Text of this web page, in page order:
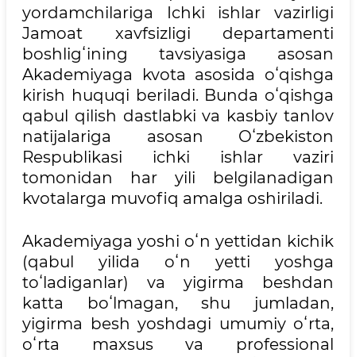
yordamchilariga Ichki ishlar vazirligi
Jamoat xavfsizligi departamenti
boshligʻining tavsiyasiga asosan
Akademiyaga kvota asosida oʻqishga
kirish huquqi beriladi. Bunda oʻqishga
qabul qilish dastlabki va kasbiy tanlov
natijalariga asosan Oʻzbekiston
Respublikasi ichki ishlar vaziri
tomonidan har yili belgilanadigan
kvotalarga muvofiq amalga oshiriladi.
Akademiyaga yoshi oʻn yettidan kichik
(qabul yilida oʻn yetti yoshga
toʻladiganlar) va yigirma beshdan
katta boʻlmagan, shu jumladan,
yigirma besh yoshdagi umumiy oʻrta,
oʻrta maxsus va professional